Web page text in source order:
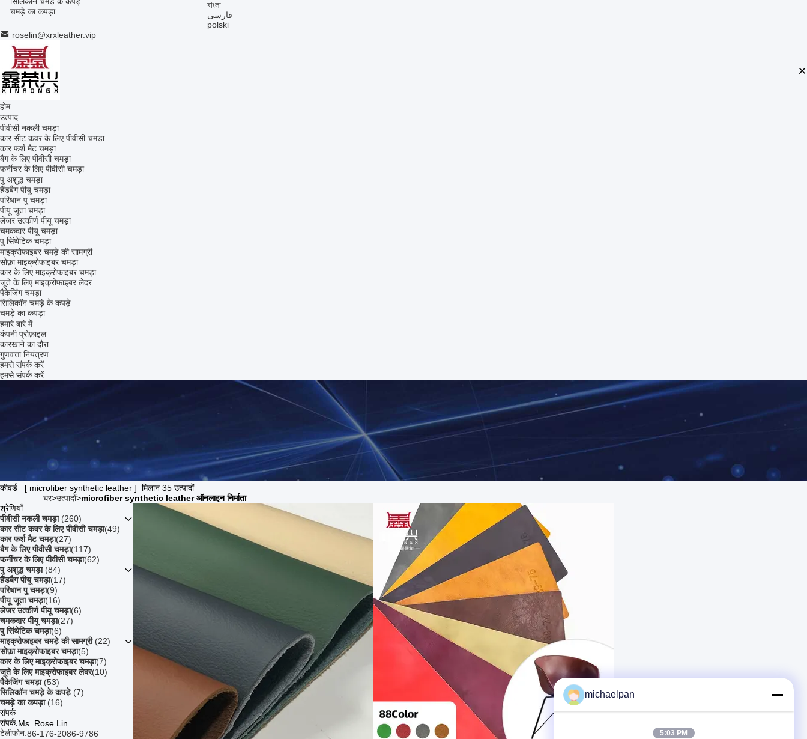
चमड़े का कपड़ा
বাংলা
فارسی
polski
roselin@xrxleather.vip
होम
उत्पाद
पीवीसी नकली चमड़ा
कार सीट कवर के लिए पीवीसी चमड़ा
कार फर्श मैट चमड़ा
बैग के लिए पीवीसी चमड़ा
फर्नीचर के लिए पीवीसी चमड़ा
पु अशुद्ध चमड़ा
हैंडबैग पीयू चमड़ा
परिधान पु चमड़ा
पीयू जूता चमड़ा
लेजर उत्कीर्ण पीयू चमड़ा
चमकदार पीयू चमड़ा
पु सिंथेटिक चमड़ा
माइक्रोफाइबर चमड़े की सामग्री
सोफ़ा माइक्रोफाइबर चमड़ा
कार के लिए माइक्रोफाइबर चमड़ा
जूते के लिए माइक्रोफाइबर लेदर
पैकेजिंग चमड़ा
सिलिकॉन चमड़े के कपड़े
चमड़े का कपड़ा
हमारे बारे में
कंपनी प्रोफ़ाइल
कारखाने का दौरा
गुणवत्ता नियंत्रण
हमसे संपर्क करें
हमसे संपर्क करें
कीवर्ड [ microfiber synthetic leather ] मिलान 35 उत्पादों
घर>उत्पादों>microfiber synthetic leather ऑनलाइन निर्माता
श्रेणियाँ
पीवीसी नकली चमड़ा(260)
कार सीट कवर के लिए पीवीसी चमड़ा(49)
कार फर्श मैट चमड़ा(27)
बैग के लिए पीवीसी चमड़ा(117)
फर्नीचर के लिए पीवीसी चमड़ा(62)
पु अशुद्ध चमड़ा(84)
हैंडबैग पीयू चमड़ा(17)
परिधान पु चमड़ा(9)
पीयू जूता चमड़ा(16)
लेजर उत्कीर्ण पीयू चमड़ा(6)
चमकदार पीयू चमड़ा(27)
पु सिंथेटिक चमड़ा(6)
माइक्रोफाइबर चमड़े की सामग्री(22)
सोफ़ा माइक्रोफाइबर चमड़ा(5)
कार के लिए माइक्रोफाइबर चमड़ा(7)
जूते के लिए माइक्रोफाइबर लेदर(10)
पैकेजिंग चमड़ा(53)
सिलिकॉन चमड़े के कपड़े(7)
चमड़े का कपड़ा(16)
संपर्क
संपर्क:Ms. Rose Lin
टेलीफोन:86-176-2086-9786
michaelpan
5:03 PM